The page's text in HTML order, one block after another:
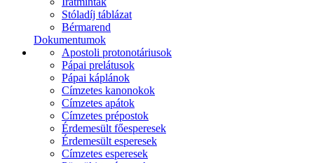
Stóladíj táblázat
Bérmarend
Dokumentumok
Apostoli protonotáriusok
Pápai prelátusok
Pápai káplánok
Címzetes kanonokok
Címzetes apátok
Címzetes prépostok
Érdemesült főesperesek
Érdemesült esperesek
Címzetes esperesek